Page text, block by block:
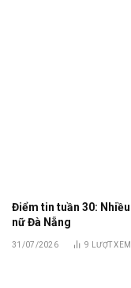
Điểm tin tuần 30:
nữ Đà Nẵng
31/07/2026 9 LƯỢT XEM